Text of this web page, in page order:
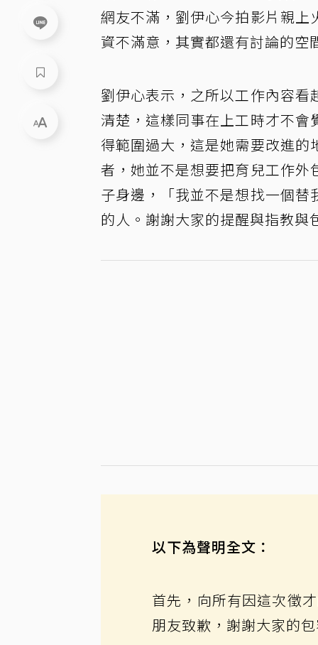
網友不滿，劉伊心今拍影片親
資不滿意，其實都還有討論的空
劉伊心表示，之所以工作內容
清楚，這樣同事在上工時才不
得範圍過大，這是她需要改進
者，她並不是想要把育兒工作
子身邊，「我並不是想找一個
的人。謝謝大家的提醒與指教與
以下為聲明全文：
首先，向所有因這次徵
朋友致歉，謝謝大家的包